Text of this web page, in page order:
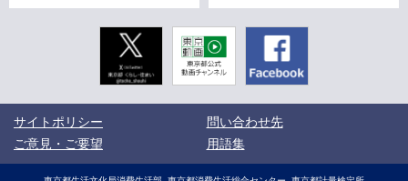
Twitter
東京動画
東京都公式
動画チャン
ネル
Facebook
サイトポリシー
問い合わせ先
ご意見・ご要望
用語集